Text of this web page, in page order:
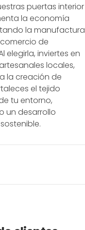
puertas interior
la economía
la manufactura
de
elegirla, inviertes en
locales,
la creación de
el tejido
tu entorno,
un desarrollo